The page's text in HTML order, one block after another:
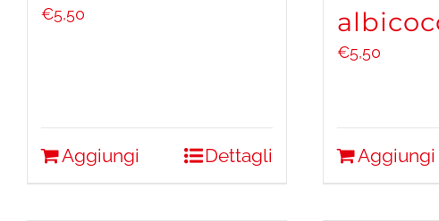
€5,50
Aggiungi Dettagli
€5,50
Aggiungi